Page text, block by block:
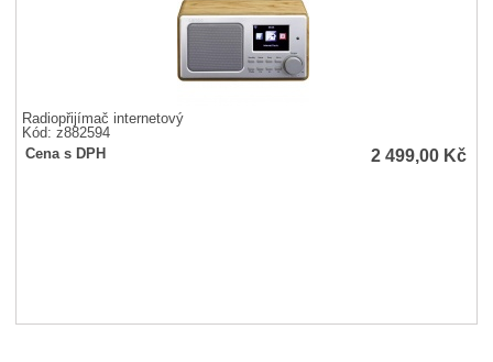
Radiopřijímač internetový
Kód: z882594
Cena s DPH
2 499,00 Kč